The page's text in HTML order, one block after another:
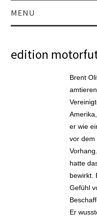
MENU
ZUKUNFT MOBIL
SCHAUFENSTER
edition
Brent
er wie
vor dem
hatte
bewirkt.
Gefühl
Er